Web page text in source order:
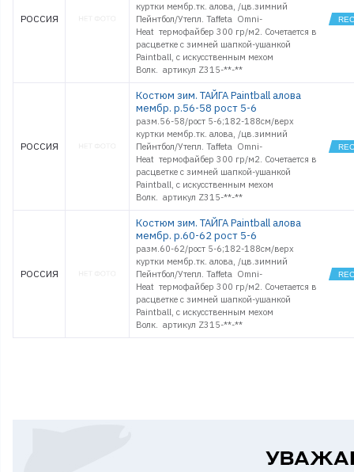
РОССИЯ
куртки мембр.тк. алова, /цв.зимний
Пейнтбол/Утепл. Taffeta Omni-
Heat термофайбер 300 гр/м2. Сочетается в
расцветке с зимней шапкой-ушанкой
Paintball, с искусственным мехом
Волк. артикул Z315-**-**
РОССИЯ
Костюм зим. ТАЙГА Paintball алова
мембр. р.56-58 рост 5-6
разм.56-58/рост 5-6;182-188см/верх
куртки мембр.тк. алова, /цв.зимний
Пейнтбол/Утепл. Taffeta Omni-
Heat термофайбер 300 гр/м2. Сочетается в
расцветке с зимней шапкой-ушанкой
Paintball, с искусственным мехом
Волк. артикул Z315-**-**
РОССИЯ
Костюм зим. ТАЙГА Paintball алова
мембр. р.60-62 рост 5-6
разм.60-62/рост 5-6;182-188см/верх
куртки мембр.тк. алова, /цв.зимний
Пейнтбол/Утепл. Taffeta Omni-
Heat термофайбер 300 гр/м2. Сочетается в
расцветке с зимней шапкой-ушанкой
Paintball, с искусственным мехом
Волк. артикул Z315-**-**